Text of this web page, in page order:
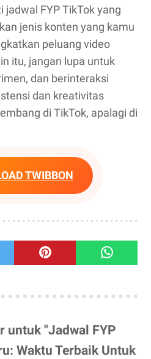
FYP TikTok yang
jenis konten yang kamu
peluang video
itu, jangan lupa untuk
dan berinteraksi
dan kreativitas
di TikTok, apalagi di
TWIBBON
untuk "Jadwal FYP
Waktu Terbaik Untuk